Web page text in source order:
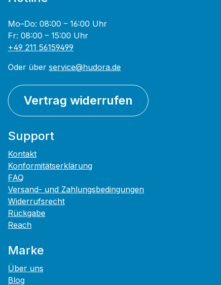
Mo–Do: 08:00 – 16:00 Uhr
Fr: 08:00 – 15:00 Uhr
+49 211 56159499
Oder über service@hudora.de
Vertrag widerrufen
Support
Kontakt
Konformitätserklärung
FAQ
Versand- und Zahlungsbedingungen
Widerrufsrecht
Rückgabe
Reach
Marke
Über uns
Blog